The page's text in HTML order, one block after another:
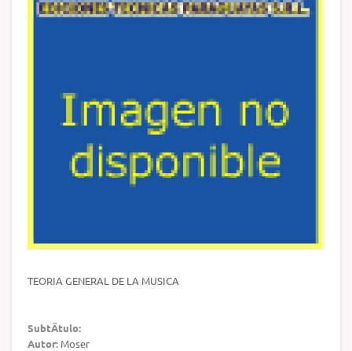
TEORIA GENERAL DE LA MUSICA
SubtÃ­tulo:
Autor: Moser